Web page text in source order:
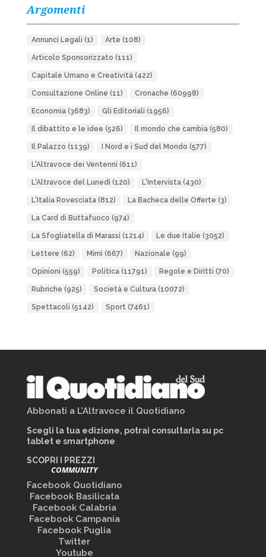
Argomenti
Annunci Legali (1) Arte (108)
Articolo Sponsorizzato (111)
Capitale Umano e Creatività(422)
Consultazione Online (11) Cronache (60998)
Economia(3683) Gli Editoriali (1956)
Il dibattito e le idee (526) Il mondo che cambia(580)
Il Palazzo (1139) I Nord e i Sud del Mondo (577)
L'Altravoce dei Ventenni (611)
L'Altravoce del Lunedì (120) L'Intervista(430)
L'Italia Rovesciata(812) La Bacheca delle Offerte (3)
La Card di Buttafuoco (974)
La Sfogliatella di Marassi (1214) Le due Italie (3052)
Lettere (62) Mimì (667) Nazionale (99)
Opinioni (559) Politica(11791) Regole e Diritti (70)
Rubriche (925) Società e Cultura(10072)
Spettacoli (5142) Sport(7461)
Abbonati a L’Altravoce il Quotidiano
Scegli la tua edizione, potrai consultarla su pc
tablet e smartphone
SCOPRI I PREZZI
COMMUNITY
Facebook Quotidiano
Facebook Basilicata
Facebook Calabria
Facebook Campania
Facebook Puglia
Twitter
Youtube